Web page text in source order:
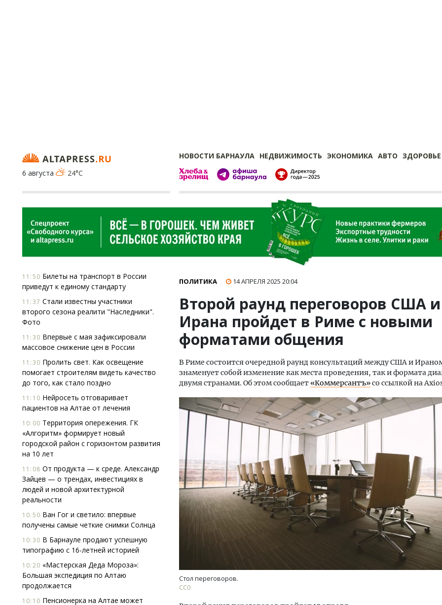
НОВОСТИ БАРНАУЛА НЕДВИЖИМОСТЬ ЭКОНОМИКА АВТО ЗДОРОВЬЕ
6 августа
24°C
11:50 Билеты на транспорт в России
приведут к единому стандарту
11:37 Стали известны участники
второго сезона реалити "Наследники".
Фото
11:30 Впервые с мая зафиксировали
массовое снижение цен в России
11:30 Пролить свет. Как освещение
помогает строи­телям видеть качество
до того, как стало поздно
11:10 Нейросеть отговаривает
пациентов на Алтае от лечения
10:00 Территория опережения. ГК
«Алгоритм» формирует новый
городской район с горизонтом развития
на 10 лет
11:08 От продукта — к среде. Александр
Зайцев — о трендах, инвестициях в
людей и новой архитектурной
реальности
10:50 Ван Гог и светило: впервые
получены самые четкие снимки Солнца
10:30 В Барнауле продают успешную
типографию с 16-летней историей
10:20 «Мастерская Деда Мороза»:
Большая экспедиция по Алтаю
продолжается
10:10 Пенсионерка на Алтае может
ПОЛИТИКА 14 АПРЕЛЯ 2025 20:04
Второй раунд переговоров США и
Ирана пройдет в Риме с новыми
форматами общения
В Риме состоится очередной раунд консультаций между США и
знаменует собой изменение как места проведения, так и формата
двумя странами. Об этом сообщает«Коммерсантъ»со ссылкой на
Стол переговоров.
CC0
Двухуровневые номера и вид на горы.
Каким будет новый апарт-отель
«Белкур» в Белокурихе
ДОМА И КВАРТИРЫ
Архитектурный код
земли. Мощение
плитами становится
стандартом
СТРОИТЕЛЬСТВО